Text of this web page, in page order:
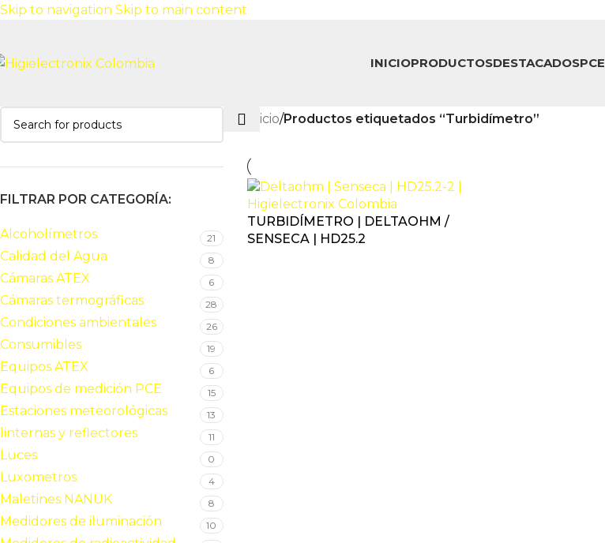
Skip to navigation Skip to main content
INICIOPRODUCTOSDESTACADOSPCE
FILTRAR POR CATEGORÍA:
Alcoholímetros 21
Calidad del Agua 8
Cámaras ATEX 6
Cámaras termográficas 28
Condiciones ambientales 26
Consumibles 19
Equipos ATEX 6
Equipos de medición PCE 15
Estaciones meteorológicas 13
linternas y reflectores 11
Luces 0
Luxometros 4
Maletines NANUK 8
Medidores de iluminación 10
Inicio/Productos etiquetados “Turbidímetro”
TURBIDÍMETRO | DELTAOHM /
SENSECA | HD25.2